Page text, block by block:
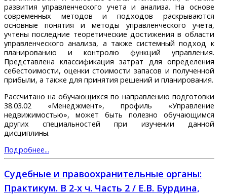
развития управленческого учета и анализа. На основе
современных методов и подходов раскрываются
основные понятия и методы управленческого учета,
учтены последние теоретические достижения в области
управленческого анализа, а также системный подход к
планированию и контролю функций управления.
Представлена классификация затрат для определения
себестоимости, оценки стоимости запасов и полученной
прибыли, а также для принятия решений и планирования.
Рассчитано на обучающихся по направлению подготовки
38.03.02 «Менеджмент», профиль «Управление
недвижимостью», может быть полезно обучающимся
других специальностей при изучении данной
дисциплины.
Подробнее...
Судебные и правоохранительные органы:
Практикум. В 2‑х ч. Часть 2 / Е.В. Бурдина,